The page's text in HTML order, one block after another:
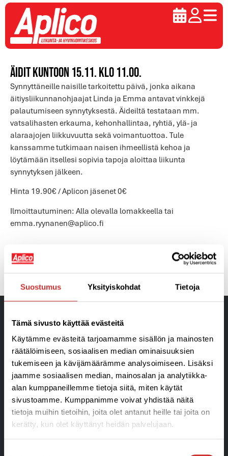
Suostumus Yksityiskohdat Tietoja
Tämä sivusto käyttää evästeitä
Käytämme evästeitä tarjoamamme sisällön ja mainosten
räätälöimiseen, sosiaalisen median ominaisuuksien
tukemiseen ja kävijämäärämme analysoimiseen. Lisäksi
jaamme sosiaalisen median, mainosalan ja analytiikka-
alan kumppaneillemme tietoja siitä, miten käytät
sivustoamme. Kumppanimme voivat yhdistää näitä
tietoja muihin tietoihin, joita olet antanut heille tai joita on
kerätty, kun olet käyttänyt heidän palvelujaan.
Äidit Kuntoon 15.11. klo 11.00.
Synnyttäneille naisille tarkoitettu päivä, jonka aikana
äitiysliikunnanohjaajat Linda ja Emma antavat vinkkejä
palautumiseen synnytyksestä. Äideiltä testataan mm.
vatsalihasten erkauma, kehonhallintaa, ryhtiä, ylä- ja
alaraajojen liikkuvuutta sekä voimantuottoa. Tule
kanssamme tutkimaan naisen ihmeellistä kehoa ja
löytämään itsellesi sopivia tapoja aloittaa liikunta
synnytyksen jälkeen.
Hinta 19.90€ / Aplicon jäsenet 0€
Ilmoittautuminen: Alla olevalla lomakkeella tai
emma.ryynanen@aplico.fi
EDELLINEN
Valtakunnallinen liikuntaviikko 24.-30.9.
SEURAAVA
9 months -kurssi raskaana oleville 24.10.-14.11.18
Liikunta- ja Hyvinvointikeskus
Aplico Oy Ratakatu 24 • 08150 Lohja
Puhelin 050 356 3045
info@aplico.fi